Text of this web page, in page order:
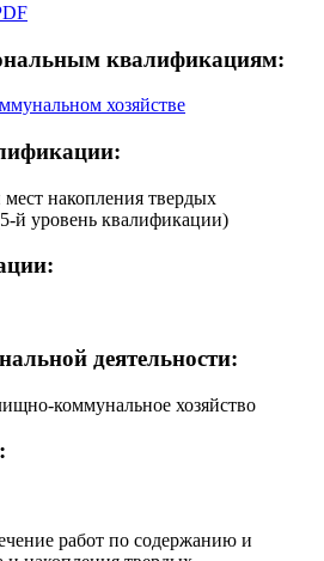
квалификациям:
хозяйстве
накопления твердых
й уровень квалификации)
деятельности:
коммунальное хозяйство
работ по содержанию и